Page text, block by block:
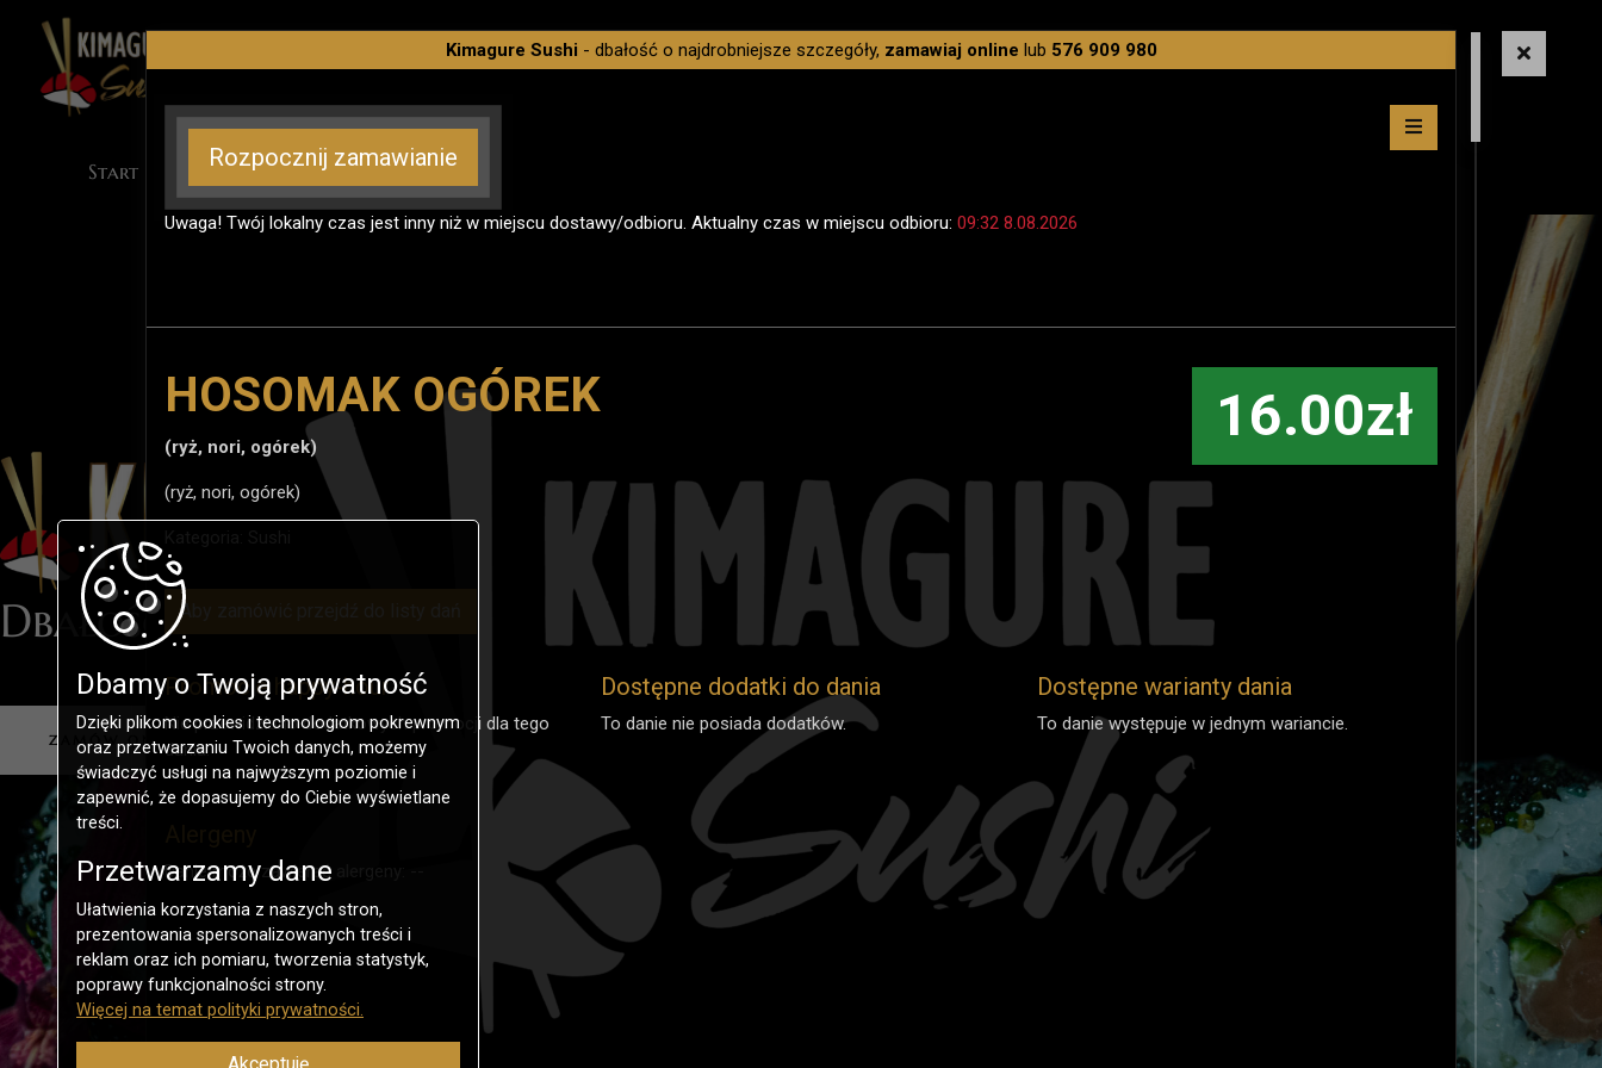
Kimagure Sushi - dbałość o najdrobniejsze szczegóły, zamawiaj online lub 576 909 980
Rozpocznij zamawianie
Uwaga! Twój lokalny czas jest inny niż w miejscu dostawy/odbioru. Aktualny czas w miejscu odbioru: 09:32 8.08.2026
16.00zł
HOSOMAK OGÓREK
(ryż, nori, ogórek)
(ryż, nori, ogórek)
Aby zamówić przejdź do listy dań
Promocje happy-hour
Nie przewidziano dodatkowych promocji dla tego
dania.
Dostępne dodatki do dania
To danie nie posiada dodatków.
Dostępne warianty dania
To danie występuje w jednym wariancie.
Danie może zawierać alergeny: --
Dbamy o Twoją prywatność
Dzięki plikom cookies i technologiom pokrewnym
oraz przetwarzaniu Twoich danych, możemy
świadczyć usługi na najwyższym poziomie i
zapewnić, że dopasujemy do Ciebie wyświetlane
treści.
Przetwarzamy dane
Ułatwienia korzystania z naszych stron,
prezentowania spersonalizowanych treści i
reklam oraz ich pomiaru, tworzenia statystyk,
poprawy funkcjonalności strony.
Więcej na temat polityki prywatności.